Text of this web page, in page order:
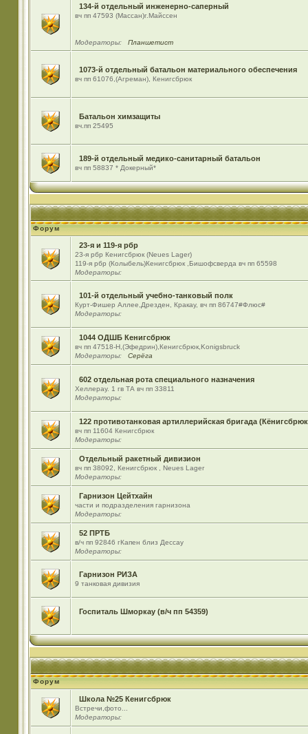
134-й отдельный инженерно-саперный
вч пп 47593 (Массан)г.Майссен
Модераторы: Планшетист
1073-й отдельный батальон материального обеспечения
вч пп 61076,(Агреман), Кенигсбрюк
Батальон химзащиты
вч.пп 25495
189-й отдельный медико-санитарный батальон
вч пп 58837 * Докерный*
Форум
23-я и 119-я рбр
23-я рбр Кенигсбрюк (Neues Lager)
119-я рбр (Колыбель)Кенигсбрюк ,Бишофсверда вч пп 65598
Модераторы:
101-й отдельный учебно-танковый полк
Курт-Фишер Аллее,Дрезден, Кракау, вч пп 86747#Флюс#
Модераторы:
1044 ОДШБ Кенигсбрюк
вч пп 47518-Н,(Эфедрин),Кенигсбрюк,Konigsbruck
Модераторы:
Серёга
602 отдельная рота специального назначения
Хеллерау. 1 гв ТА вч пп 33811
Модераторы:
122 противотанковая артиллерийская бригада
вч пп 11604 Кенигсбрюк
Модераторы:
Отдельный ракетный дивизион
вч пп 38092, Кенигсбрюк , Neues Lager
Модераторы:
Гарнизон Цейтхайн
части и подразделения гарнизона
Модераторы:
52 ПРТБ
в/ч пп 92846 гКапен близ Дессау
Модераторы:
Гарнизон РИЗА
9 танковая дивизия
Госпиталь Шморкау (в/ч пп 54359)
Форум
Школа №25 Кенигсбрюк
Встречи,фото...
Модераторы: